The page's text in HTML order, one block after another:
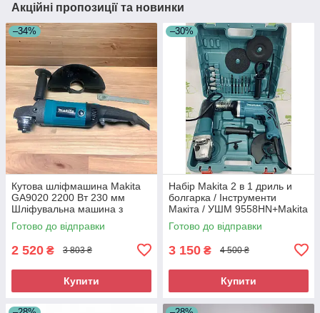
Акційні пропозиції та новинки
–34%
Кутова шліфмашина Makita
GA9020 2200 Вт 230 мм
Шліфувальна машина з
плавним пуском
Готово до відправки
2 520 ₴ 3 803 ₴
Купити
–30%
Набір Makita 2 в 1 дриль и
болгарка / Інструменти
Макіта / УШМ 9558HN+Makita
HP 1630
Готово до відправки
3 150 ₴ 4 500 ₴
Купити